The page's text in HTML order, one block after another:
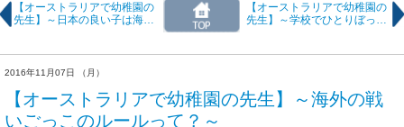
【オーストラリアで幼稚園の
先生】～日本の良い子は海外
【オーストラリアで幼稚園の
先生】～学校でひとりぼっち
2016年11月07日 （月）
【オーストラリアで幼稚園の先生】～海外の戦
いごっこのルールって？～